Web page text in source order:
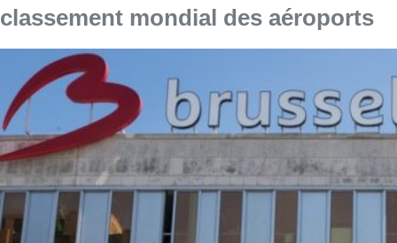
classement mondial des aéroports